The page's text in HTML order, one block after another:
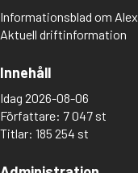
Informationsblad om Alex
Aktuell driftinformation
Innehåll
Idag 2026-08-06
Författare: 7 047 st
Titlar: 185 254 st